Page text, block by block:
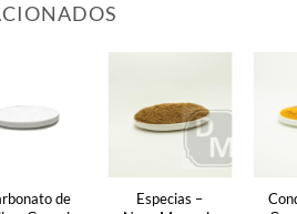
de
Especias –